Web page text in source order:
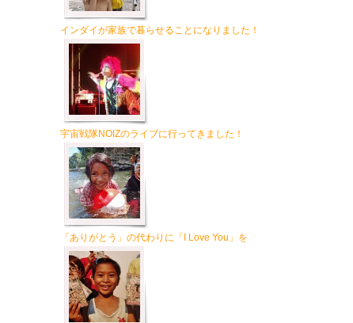
インダイが家族で暮らせることになりました！
宇宙戦隊NOIZのライブに行ってきました！
「ありがとう」の代わりに「I Love You」を